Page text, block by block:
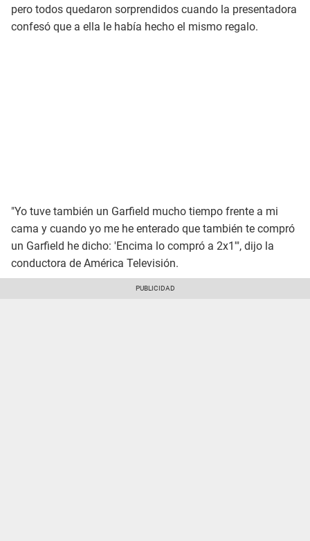
pero todos quedaron sorprendidos cuando la presentadora
confesó que a ella le había hecho el mismo regalo.
"Yo tuve también un Garfield mucho tiempo frente a mi
cama y cuando yo me he enterado que también te compró
un Garfield he dicho: 'Encima lo compró a 2x1'", dijo la
conductora de América Televisión.